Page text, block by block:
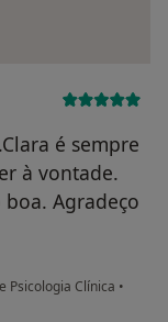
é sempre
à vontade.
Agradeço
Psicologia Clínica •